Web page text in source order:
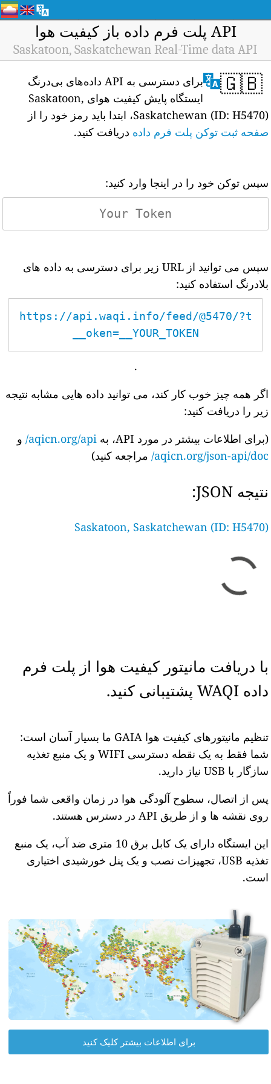
API پلت فرم داده باز کیفیت هوا
Saskatoon, Saskatchewan Real-Time data API
🇬🇧
برای دسترسی به API داده‌های بی‌درنگ
ایستگاه پایش کیفیت هوای Saskatoon,
Saskatchewan (ID: H5470)، ابتدا باید رمز خود را از
صفحه ثبت توکن پلت فرم داده دریافت کنید.
سپس توکن خود را در اینجا وارد کنید:
سپس می توانید از URL زیر برای دسترسی به داده های
بلادرنگ استفاده کنید:
https://api.waqi.info/feed/@5470/?t
oken=__YOUR_TOKEN__
.
اگر همه چیز خوب کار کند، می توانید داده هایی مشابه نتیجه
زیر را دریافت کنید:
(برای اطلاعات بیشتر در مورد API، به
aqicn.org/api/ و
aqicn.org/json-api/doc/ مراجعه کنید)
نتیجه JSON:
Saskatoon, Saskatchewan (ID: H5470)
با دریافت مانیتور کیفیت هوا از پلت فرم
داده WAQI پشتیبانی کنید.
تنظیم مانیتورهای کیفیت هوا GAIA ما بسیار آسان است:
شما فقط به یک نقطه دسترسی WIFI و یک منبع تغذیه
سازگار با USB نیاز دارید.
پس از اتصال، سطوح آلودگی هوا در زمان واقعی شما فوراً
روی نقشه ها و از طریق API در دسترس هستند.
این ایستگاه دارای یک کابل برق 10 متری ضد آب، یک منبع
تغذیه USB، تجهیزات نصب و یک پنل خورشیدی اختیاری
است.
برای اطلاعات بیشتر کلیک کنید